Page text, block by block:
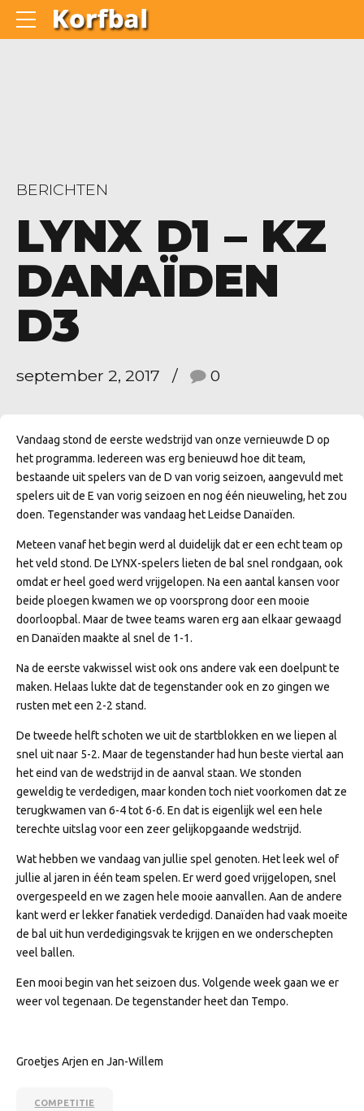
BERICHTEN
LYNX D1 – KZ
DANAÏDEN
D3
september 2, 2017 0
Vandaag stond de eerste wedstrijd van onze vernieuwde D op
het programma. Iedereen was erg benieuwd hoe dit team,
bestaande uit spelers van de D van vorig seizoen, aangevuld met
spelers uit de E van vorig seizoen en nog één nieuweling, het zou
doen. Tegenstander was vandaag het Leidse Danaïden.
Meteen vanaf het begin werd al duidelijk dat er een echt team op
het veld stond. De LYNX-spelers lieten de bal snel rondgaan, ook
omdat er heel goed werd vrijgelopen. Na een aantal kansen voor
beide ploegen kwamen we op voorsprong door een mooie
doorloopbal. Maar de twee teams waren erg aan elkaar gewaagd
en Danaïden maakte al snel de 1-1.
Na de eerste vakwissel wist ook ons andere vak een doelpunt te
maken. Helaas lukte dat de tegenstander ook en zo gingen we
rusten met een 2-2 stand.
De tweede helft schoten we uit de startblokken en we liepen al
snel uit naar 5-2. Maar de tegenstander had hun beste viertal aan
het eind van de wedstrijd in de aanval staan. We stonden
geweldig te verdedigen, maar konden toch niet voorkomen dat ze
terugkwamen van 6-4 tot 6-6. En dat is eigenlijk wel een hele
terechte uitslag voor een zeer gelijkopgaande wedstrijd.
Wat hebben we vandaag van jullie spel genoten. Het leek wel of
jullie al jaren in één team spelen. Er werd goed vrijgelopen, snel
overgespeeld en we zagen hele mooie aanvallen. Aan de andere
kant werd er lekker fanatiek verdedigd. Danaïden had vaak moeite
de bal uit hun verdedigingsvak te krijgen en we onderschepten
veel ballen.
Een mooi begin van het seizoen dus. Volgende week gaan we er
weer vol tegenaan. De tegenstander heet dan Tempo.
Groetjes Arjen en Jan-Willem
COMPETITIE